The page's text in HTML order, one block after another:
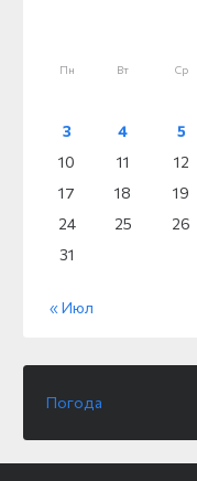
Пн Вт Ср
3
4 5
10
11 12
17
18 19
24
25 26
31
« Июл
Погода